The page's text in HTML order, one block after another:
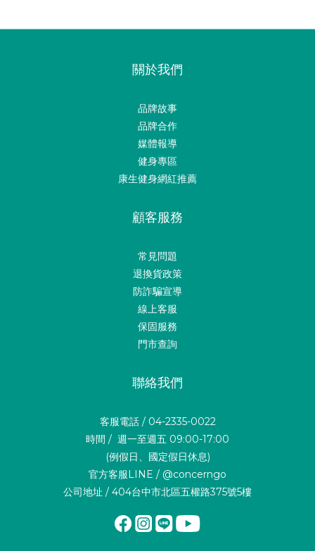
關於我們
品牌故事
品牌合作
媒體報導
健身專區
康生健身網紅推薦
顧客服務
常見問題
退換貨政策
防詐騙宣導
線上客服
保固服務
門市查詢
聯絡我們
客服電話 / 04-2335-0022
時間 / 週一至週五 09:00-17:00
(例假日、國定假日休息)
官方客服LINE / @concerngo
公司地址 / 404台中市北區五權路375號5樓